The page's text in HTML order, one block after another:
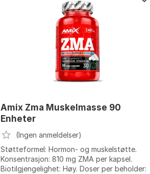
Amix Zma Muskelmasse 90
Enheter
(Ingen anmeldelser)
Støtteformel: Hormon- og muskelstøtte.
Konsentrasjon: 810 mg ZMA per kapsel.
Biotilgjengelighet: Høy. Doser per beholder: